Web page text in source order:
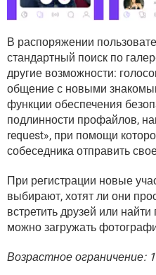
В распоряжении
стандартный поиск по
другие возможности:
общение с новыми
функции обеспечения
подлинности профайлов,
request», при помощи
собеседника отправить
При регистрации новые
выбирают, хотят ли они
встретить друзей или
можно загружать
Возрастное ограничение: